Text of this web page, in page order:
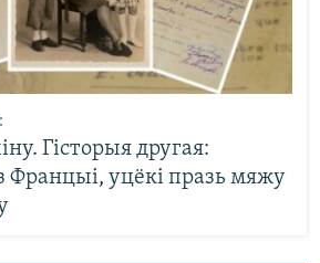
Гісторыя другая:
Францыі, уцёкі празь мяжу